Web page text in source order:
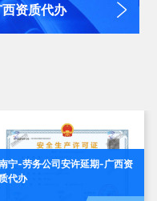
资质代办
宁-劳务公司安许延期-广西资
质代办